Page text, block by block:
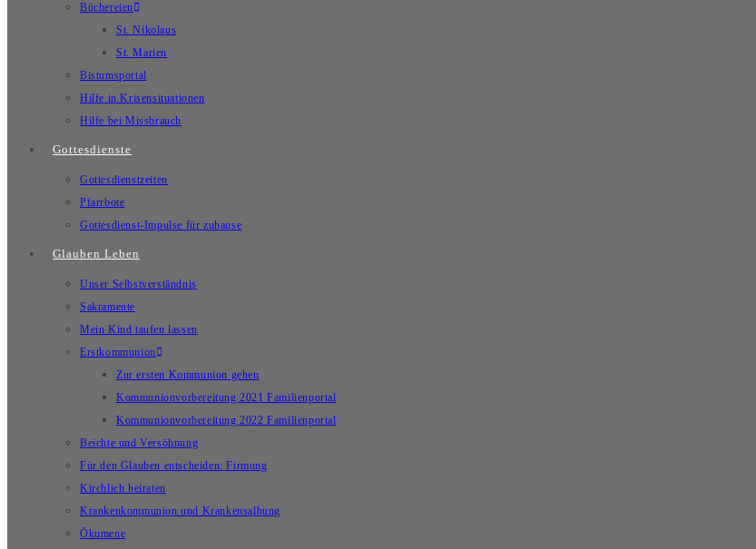
Büchereien
St. Nikolaus
St. Marien
Bistumsportal
Hilfe in Krisensituationen
Hilfe bei Missbrauch
Gottesdienste
Gottesdienstzeiten
Pfarrbote
Gottesdienst-Impulse für zuhause
Glauben Leben
Unser Selbstverständnis
Sakramente
Mein Kind taufen lassen
Erstkommunion
Zur ersten Kommunion gehen
Kommunionvorbereitung 2021 Familienportal
Kommunionvorbereitung 2022 Familienportal
Beichte und Versöhnung
Für den Glauben entscheiden: Firmung
Kirchlich heiraten
Krankenkommunion und Krankensalbung
Ökumene